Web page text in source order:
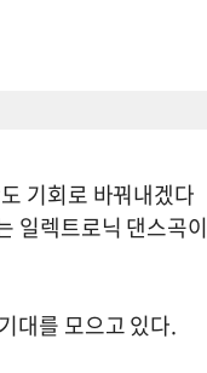
기회로 바꿔내겠다
일렉트로닉 댄스곡이
대를 모으고 있다.